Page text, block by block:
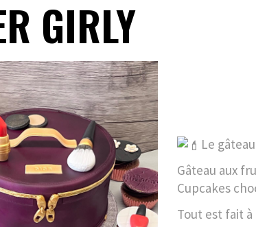
GIRLY
Le
Gâteau aux
Cupcakes
Tout est fait